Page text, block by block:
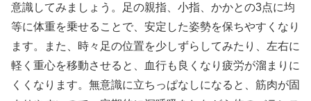
意識してみましょう。足の親指、小指、かかとの3点に均
等に体重を乗せることで、安定した姿勢を保ちやすくなり
ます。また、時々足の位置を少しずらしてみたり、左右に
軽く重心を移動させると、血行も良くなり疲労が溜まりに
くくなります。無意識に立ちっぱなしになると、筋肉が固